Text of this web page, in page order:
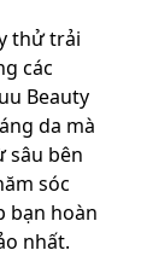
thử trải
các
Beauty
da mà
sâu bên
sóc
bạn hoàn
nhất.